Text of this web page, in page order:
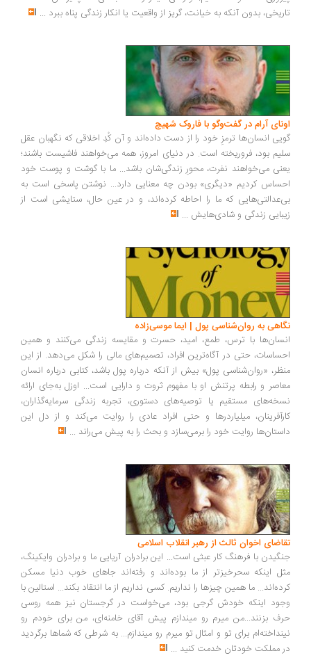
بدون آنکه به خیانت، گریز از واقعیت یا انکار زندگی پناه ببرد...
آرام در گفت‌وگو با فاروک شهیچ‭
انسان‌ها ترمزِ خود را از دست داده‌اند و آن کُدِ اخلاقی که نگهبان عقل
بود، فروریخته است. در دنیای امروز، همه می‌خواهند فاشیست باشند؛
می‌خواهند نفرت، محورِ زندگی‌شان باشد... ما با گوشت و پوست خود
کردیم «دیگری» بودن چه معنایی دارد... نوشتن پاسخی است به
که ما را احاطه کرده‌اند، و در عین حال، ستایشی است از
زندگی و شادی‌هایش...
به روان‌شناسی پول | ایما موسی‌زاده
با ترس، طمع، امید، حسرت و مقایسه زندگی می‌کنند و همین
حتی در آگاه‌ترین افراد، تصمیم‌های مالی را شکل می‌دهد. از این
«روان‌شناسی پول» بیش از آنکه درباره پول باشد، کتابی درباره انسان
و رابطه پرتنش او با مفهوم ثروت و دارایی است... اوزل به‌جای ارائه
مستقیم یا توصیه‌های دستوری، تجربه زندگی سرمایه‌گذاران،
میلیاردرها و حتی افراد عادی را روایت می‌کند و از دل این
روایت خود را برمی‌سازد و بحث را به پیش می‌راند...
اخوان ثالث از رهبر انقلاب اسلامی
با فرهنگ کار عبثی است... این برادران آریایی ما و برادران وایکینگ،
اینکه سحرخیزتر از ما بوده‌اند و رفته‌اند جاهای خوب دنیا مسکن
ما همین چیزها را نداریم. کسی نداریم از ما انتقاد بکند... استالین با
اینکه خودش گرجی بود، می‌خواست در گرجستان نیز همه روسی
بزنند...من میرم رو میندازم پیش آقای خامنه‌ای، من برای خودم رو
برای تو و امثال تو میرم رو میندازم... به شرطی که شماها برگردید
مملکت خودتان خدمت کنید...